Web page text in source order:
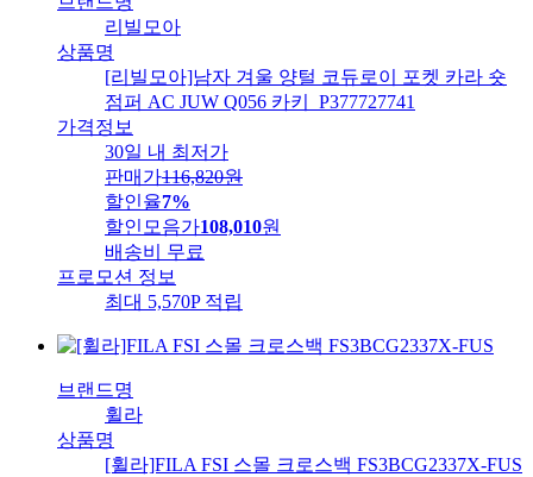
리빌모아
상품명
[리빌모아]남자 겨울 양털 코듀로이 포켓 카라 숏
점퍼 AC JUW Q056 카키_P377727741
가격정보
30일 내 최저가
판매가116,820원
할인율7%
할인모음가108,010원
배송비
무료
프로모션 정보
최대 5,570P 적립
브랜드명
휠라
상품명
[휠라]FILA FSI 스몰 크로스백 FS3BCG2337X-FUS